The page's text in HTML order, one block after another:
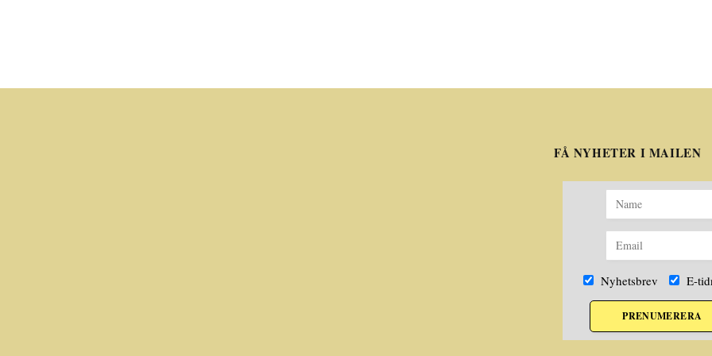
FÅ NYHETER I MAILEN
Nyhetsbrev E-
PRENUMERERA